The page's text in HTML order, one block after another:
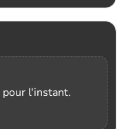
l'instant.